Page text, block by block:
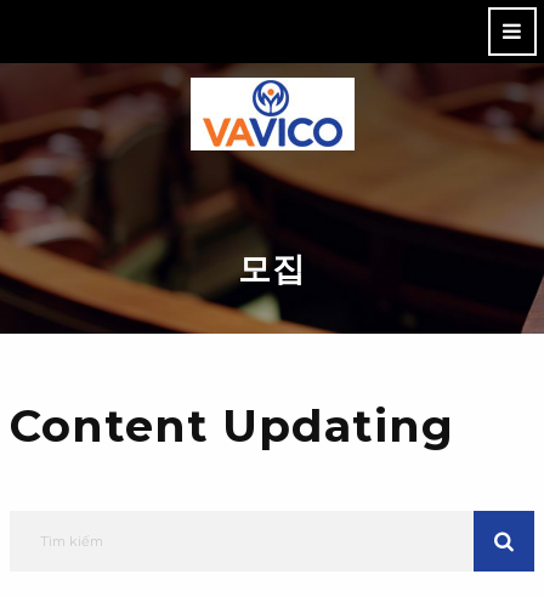
모집
Content Updating
TÌM